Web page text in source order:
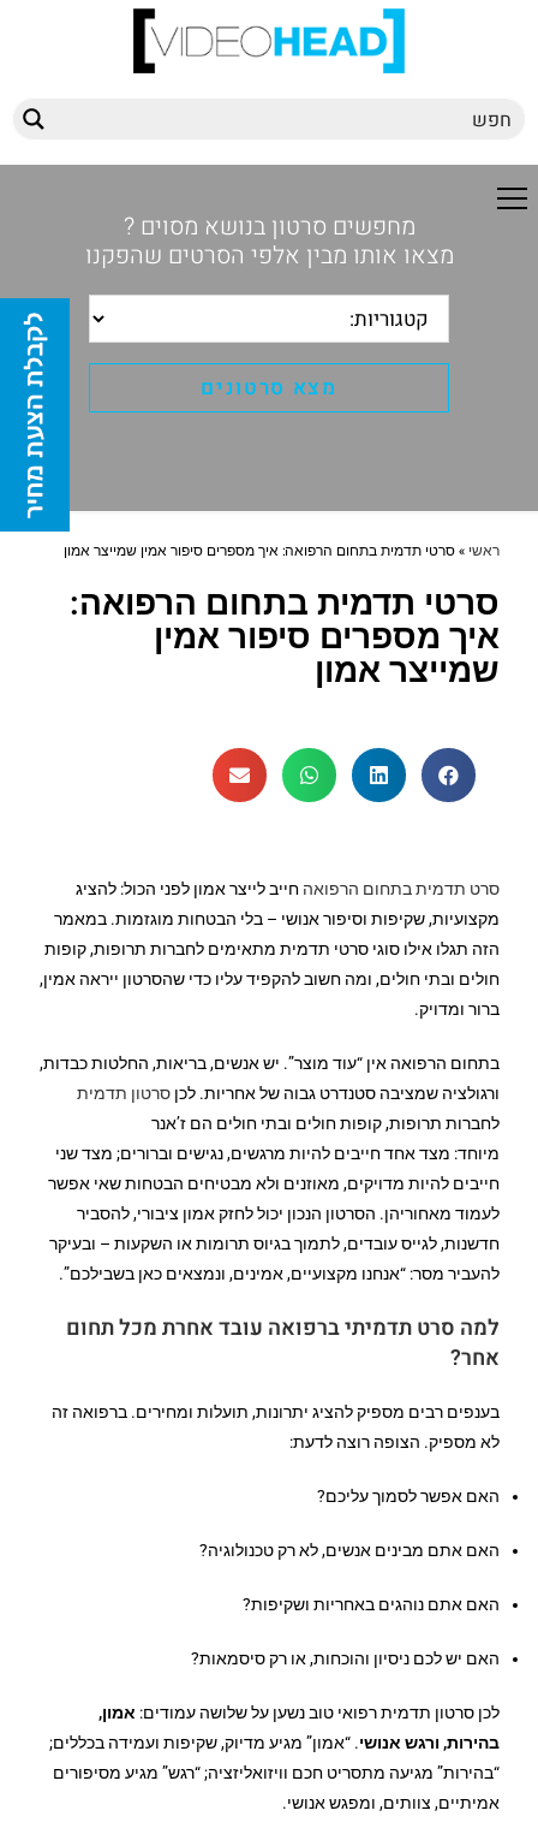
מחפשים סרטון בנושא מסוים ?
מצאו אותו מבין אלפי הסרטים שהפקנו
ראשי »סרטי תדמית בתחום הרפואה: איך מספרים סיפור אמין שמייצר אמון
סרטי תדמית בתחום הרפואה:
איך מספרים סיפור אמין
שמייצר אמון
סרט תדמית בתחום הרפואה חייב לייצר אמון לפני הכול: להציג
מקצועיות, שקיפות וסיפור אנושי – בלי הבטחות מוגזמות. במאמר
הזה תגלו אילו סוגי סרטי תדמית מתאימים לחברות תרופות, קופות
חולים ובתי חולים, ומה חשוב להקפיד עליו כדי שהסרטון ייראה אמין,
ברור ומדויק.
בתחום הרפואה אין “עוד מוצר”. יש אנשים, בריאות, החלטות כבדות,
ורגולציה שמציבה סטנדרט גבוה של אחריות. לכן סרטון תדמית
לחברות תרופות, קופות חולים ובתי חולים הם ז’אנר
מיוחד: מצד אחד חייבים להיות מרגשים, נגישים וברורים; מצד שני
חייבים להיות מדויקים, מאוזנים ולא מבטיחים הבטחות שאי אפשר
לעמוד מאחוריהן. הסרטון הנכון יכול לחזק אמון ציבורי, להסביר
חדשנות, לגייס עובדים, לתמוך בגיוס תרומות או השקעות – ובעיקר
להעביר מסר: “אנחנו מקצועיים, אמינים, ונמצאים כאן בשבילכם”.
למה סרט תדמיתי ברפואה עובד אחרת מכל תחום
אחר?
בענפים רבים מספיק להציג יתרונות, תועלות ומחירים. ברפואה זה
לא מספיק. הצופה רוצה לדעת:
האם אפשר לסמוך עליכם?
האם אתם מבינים אנשים, לא רק טכנולוגיה?
האם אתם נוהגים באחריות ושקיפות?
האם יש לכם ניסיון והוכחות, או רק סיסמאות?
לכן סרטון תדמית רפואי טוב נשען על שלושה עמודים: אמון,
בהירות, ורגש אנושי. “אמון” מגיע מדיוק, שקיפות ועמידה בכללים;
“בהירות” מגיעה מתסריט חכם וויזואליזציה; “רגש” מגיע מסיפורים
אמיתיים, צוותים, ומפגש אנושי.